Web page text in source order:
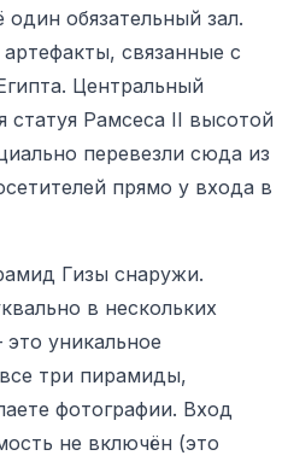
обязательный зал.
связанные с
Центральный
статуя Рамсеса II высотой
перевезли сюда из
прямо у входа в
Гизы снаружи.
в нескольких
уникальное
три пирамиды,
фотографии. Вход
не включён (это